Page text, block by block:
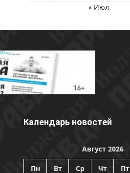
« Июл
Календарь новостей
Август 2026
Пн Вт Ср Чт Пт